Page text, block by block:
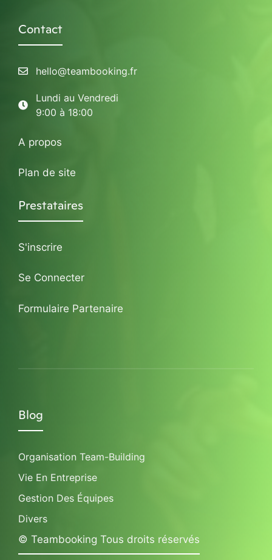
Contact
hello@teambooking.fr
Lundi au Vendredi
9:00 à 18:00
A propos
Plan de site
Prestataires
S'inscrire
Se Connecter
Formulaire Partenaire
Blog
Organisation Team-Building
Vie En Entreprise
Gestion Des Équipes
Divers
© Teambooking Tous droits réservés